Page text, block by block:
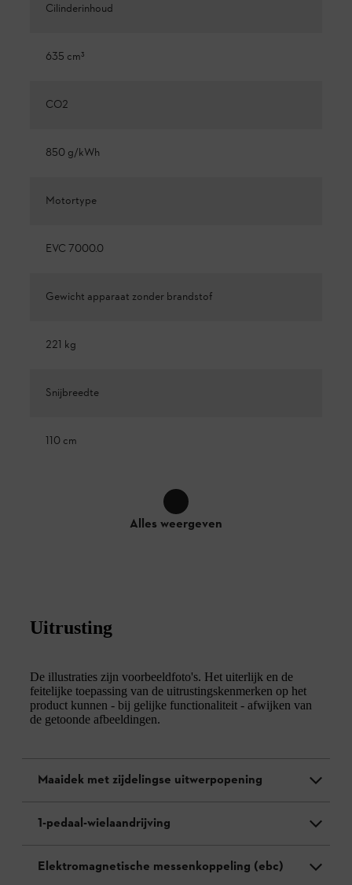
Cilinderinhoud
635 cm³
CO2
850 g/kWh
Motortype
EVC 7000.0
Gewicht apparaat zonder brandstof
221 kg
Snijbreedte
110 cm
Alles weergeven
Uitrusting
De illustraties zijn voorbeeldfoto's. Het uiterlijk en de
feitelijke toepassing van de uitrustingskenmerken op het
product kunnen - bij gelijke functionaliteit - afwijken van
de getoonde afbeeldingen.
Maaidek met zijdelingse uitwerpopening
1-pedaal-wielaandrijving
Elektromagnetische messenkoppeling (ebc)